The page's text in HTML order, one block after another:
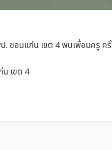
ขอนแก่น เขต 4 พบเพื่อนครู ค
เขต 4